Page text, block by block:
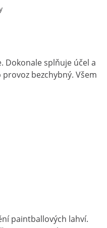
Dokonale splňuje účel a
bezchybný. Všem
paintballových lahví.